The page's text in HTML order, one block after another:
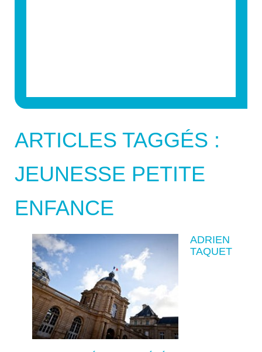
ARTICLES TAGGÉS :
JEUNESSE PETITE
ENFANCE
ADRIEN
TAQUET